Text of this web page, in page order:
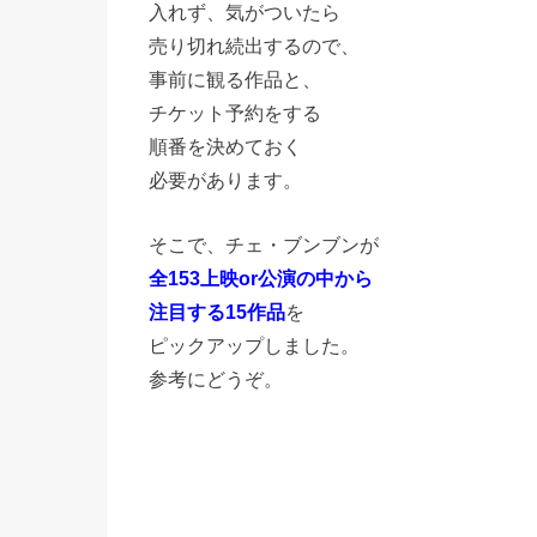
入れず、気がついたら
売り切れ続出するので、
事前に観る作品と、
チケット予約をする
順番を決めておく
必要があります。
そこで、チェ・ブンブンが
全153上映or公演の中から
注目する15作品を
ピックアップしました。
参考にどうぞ。